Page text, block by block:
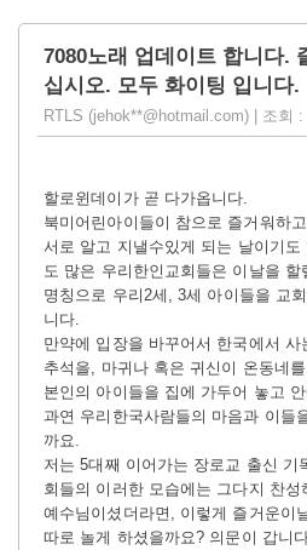
7080노래 업데이트 합니다.
십시오. 모두 화이팅 입니다.
RTLS (jehok**@hotmail.com) | 조회
할로윈데이가 곧 다가옵니다.
북미어린아이들이 참으로 즐거워하
서로 알고 지낼수있게 되는 날이기도
도 많은 우리한인교회들은 이날을
명칭으로 우리2세, 3세 아이들을 교
니다.
만약에 입장을 바꾸어서 한국에서 사
추석을, 마귀나 혹은 귀신이 온동네
본인의 아이들을 집에 가두어 놓고
과연 우리한국사람들의 마음과 이들
까요.
저는 5대째 이어가는 장로교 출신 기
회들의 이러한 모습에는 그다지 찬성
예수님이셨더라면, 이렇게 즐거운이
따로 놀게 하셨을까요? 의문이 갑니